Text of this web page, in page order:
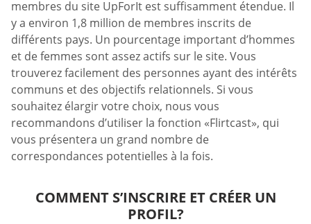
membres du site UpForIt est suffisamment étendue. Il
y a environ 1,8 million de membres inscrits de
différents pays. Un pourcentage important d’hommes
et de femmes sont assez actifs sur le site. Vous
trouverez facilement des personnes ayant des intérêts
communs et des objectifs relationnels. Si vous
souhaitez élargir votre choix, nous vous
recommandons d’utiliser la fonction «Flirtcast», qui
vous présentera un grand nombre de
correspondances potentielles à la fois.
COMMENT S’INSCRIRE ET CRÉER UN
PROFIL?